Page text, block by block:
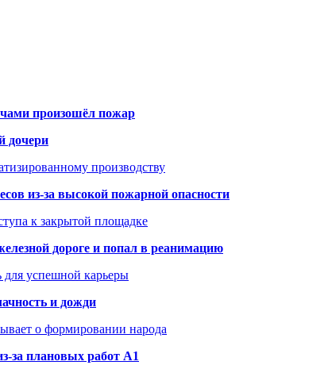
произошёл пожар
дочери
производству
из-за высокой пожарной опасности
к закрытой площадке
дороге и попал в реанимацию
для успешной карьеры
и дожди
о формировании народа
за плановых работ A1